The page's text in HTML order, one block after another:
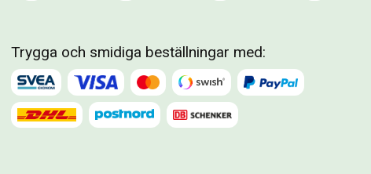
Trygga och smidiga beställningar med: